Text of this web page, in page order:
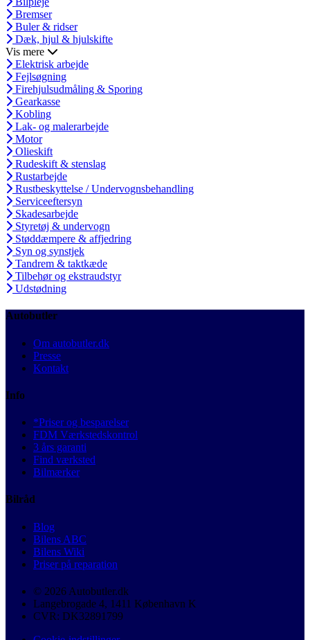
Bremser
Buler & ridser
Dæk, hjul & hjulskifte
Vis mere
Elektrisk arbejde
Fejlsøgning
Firehjulsudmåling & Sporing
Gearkasse
Kobling
Lak- og malerarbejde
Motor
Olieskift
Rudeskift & stenslag
Rustarbejde
Rustbeskyttelse / Undervognsbehandling
Serviceeftersyn
Skadesarbejde
Styretøj & undervogn
Støddæmpere & affjedring
Syn og synstjek
Tandrem & taktkæde
Tilbehør og ekstraudstyr
Udstødning
Autobutler
Om autobutler.dk
Presse
Kontakt
Info
*Priser og besparelser
FDM Værkstedskontrol
3 års garanti
Find værksted
Bilmærker
Bilråd
Blog
Bilens ABC
Bilens Wiki
Priser på reparation
© 2026 Autobutler.dk
Langebrogade 4, 1411 København K
CVR: DK32891799